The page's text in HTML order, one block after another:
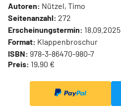
Autoren: Nützel, Timo
Seitenanzahl: 272
Erscheinungstermin: 18.09.2025
Format: Klappenbroschur
ISBN: 978-3-86470-980-7
Preis: 19,90 €